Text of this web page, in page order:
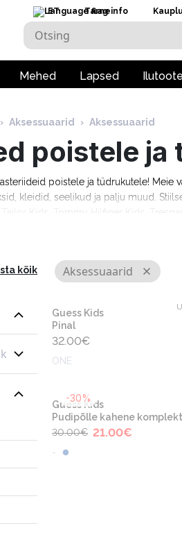
ET Tarneinfo
Mehed Lapsed
› Aksessuaarid › Aksessuaarid
poistele ja
poistele ja tüdrukutele! Meie
kleidid, seelikud ja palju muud.
kõik Aksessuaarid
Guess Kids
Pinal
32.00€
ONE
-30%
Guess Kids
Pudipõlle kahene komplekt
30.00€ 21.00€
-